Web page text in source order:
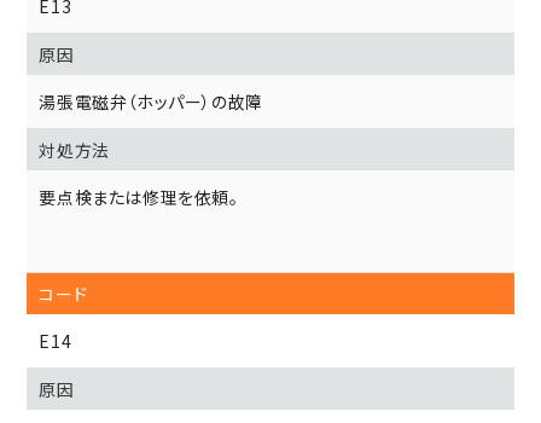
E13
湯張電磁弁（ホッパー）の故障
要点検または修理を依頼。
E14